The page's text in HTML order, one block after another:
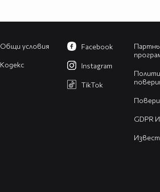
Общи условия
Кодекс
GDPR
Facebook
Instagram
TikTok